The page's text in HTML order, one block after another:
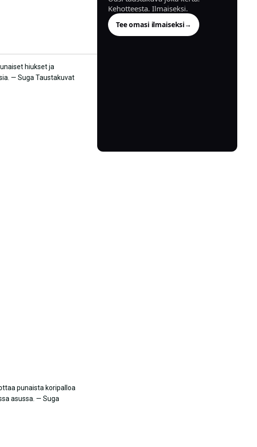
Kehotteesta. Ilmaiseksi.
Tee omasi ilmaiseksi→